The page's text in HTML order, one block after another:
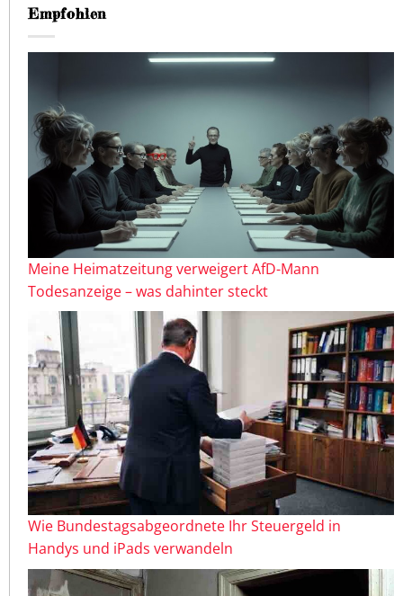
Empfohlen
Meine Heimatzeitung verweigert AfD-Mann
Todesanzeige – was dahinter steckt
Wie Bundestagsabgeordnete Ihr Steuergeld in
Handys und iPads verwandeln